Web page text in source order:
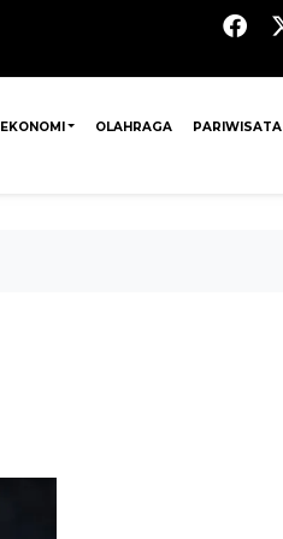
EKONOMI OLAHRAGA PARIWISATA